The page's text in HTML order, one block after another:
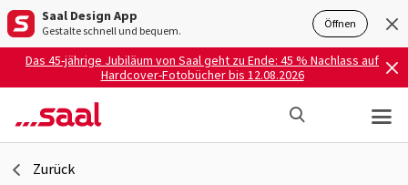
Saal Design App
Gestalte schnell und bequem. Öffnen
Das 45-jährige Jubiläum von Saal geht zu Ende: 45 % Nachlass auf
Hardcover-Fotobücher bis 12.08.2026
Zurück